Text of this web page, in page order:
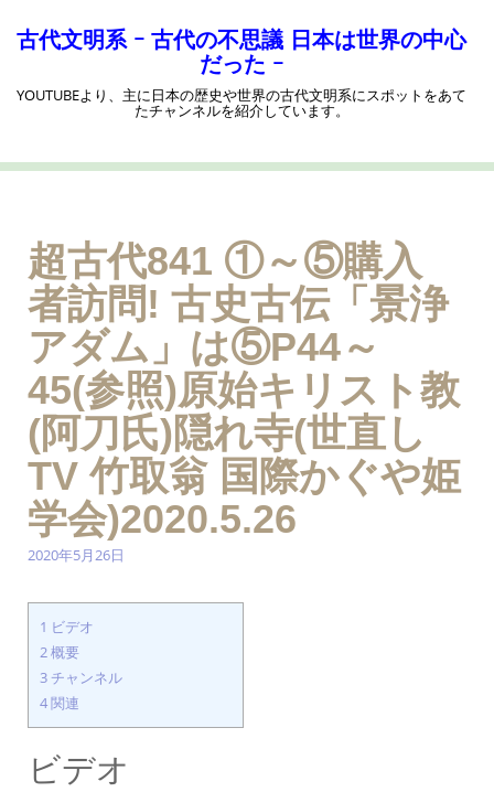
キ
古代文明系 ｰ 古代の不思議 日本は世界の中心
だった ｰ
YOUTUBEより、主に日本の歴史や世界の古代文明系にスポットをあて
たチャンネルを紹介しています。
超古代841 ①～⑤購入
者訪問! 古史古伝「景浄
アダム」は⑤P44～
45(参照)原始キリスト教
(阿刀氏)隠れ寺(世直し
TV 竹取翁 国際かぐや姫
学会)2020.5.26
2020年5月26日
1 ビデオ
2概要
3チャンネル
4関連
ビデオ